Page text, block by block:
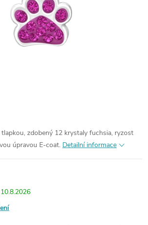
zdobený 12 krystaly fuchsia, ryzost
úpravou E-coat. Detailní informace
10.8.2026